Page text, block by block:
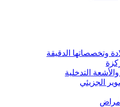
وتخصصاتها الدقيقة
التدخلية
الجزيئي